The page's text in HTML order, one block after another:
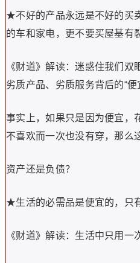
★不好的产品永远是不好的买
的车和家电，更不要买屋基有
《财道》解读：迷惑住我们
劣质产品、劣质服务背后的“便
事实上，如果只是因为便宜，
不喜欢而一次也没有穿，那么
资产还是负债？
★生活的必需品是便宜的，只
《财道》解读：生活中只用一